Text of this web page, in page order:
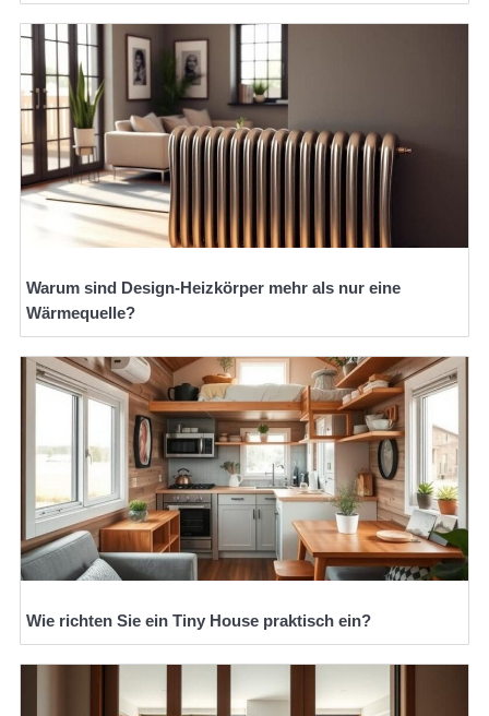
Warum sind Design-Heizkörper mehr als nur eine
Wärmequelle?
Wie richten Sie ein Tiny House praktisch ein?